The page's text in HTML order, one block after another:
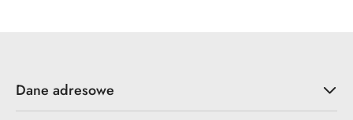
Dane adresowe